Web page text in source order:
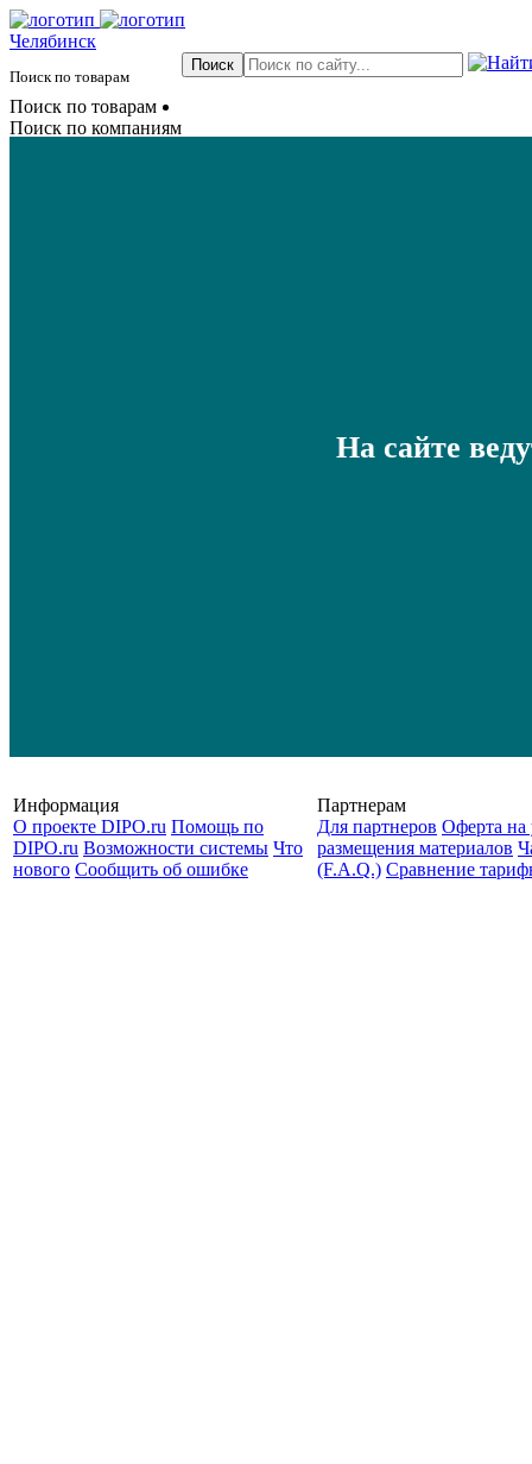
Челябинск
Поиск по товарам
Поиск по товарам
Поиск по компаниям
На сайте
Информация
О проекте DIPO.ru Помощь по
DIPO.ru Возможности системы Что
нового Сообщить об ошибке
Партнерам
Для партнеров Оферта на
размещения материалов
(F.A.Q.) Cравнение